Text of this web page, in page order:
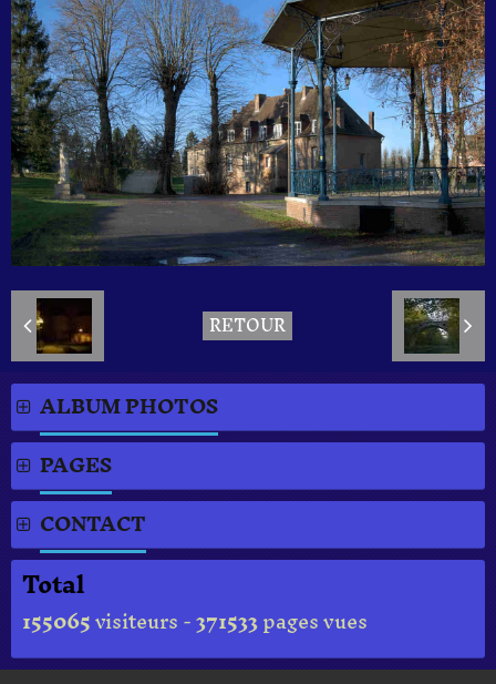
RETOUR
ALBUM PHOTOS
PAGES
CONTACT
Total
155065visiteurs -371533pages vues